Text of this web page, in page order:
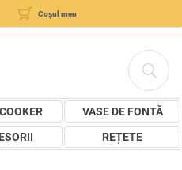
Coșul meu
VASE DE FONTĂ
REȚETE